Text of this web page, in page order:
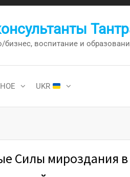
воспитание и
UKR
Силы мироздания в